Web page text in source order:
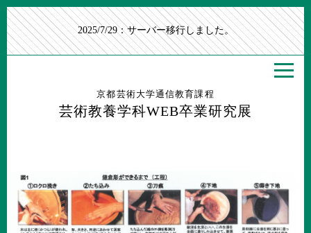
2025/7/29：サーバー移行しました。
京都芸術大学通信教育課程
芸術教養学科WEB卒業研究展